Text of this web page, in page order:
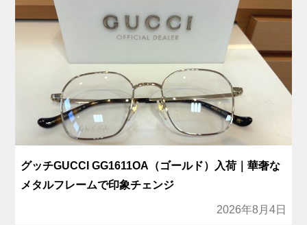
グッチGUCCI GG1611OA（ゴールド）入荷｜華奢な
メタルフレームで印象チェンジ
2026年8月4日